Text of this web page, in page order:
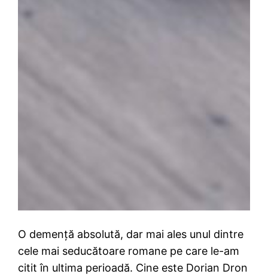
O demență absolută, dar mai ales unul dintre
cele mai seducătoare romane pe care le-am
citit în ultima perioadă. Cine este Dorian Dron